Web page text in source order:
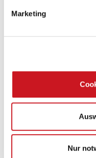
Marketing
Nur
Qualität und
Je besser die
Bei der Verwendung
sollten spritzarme
Pinsel und Rollen
dem Wasserhahn
ins Abwasser gelangen.
Reste von Farben und
entsorgt werden.
austrocknen und
Bei
die Stäube in einem